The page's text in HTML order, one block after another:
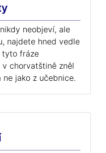
neobjeví, ale
najdete hned vedle
tyto fráze
chorvatštině zněl
jako z učebnice.